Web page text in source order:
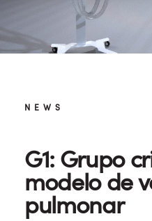
NEWS
G1: Grupo
modelo de
pulmonar